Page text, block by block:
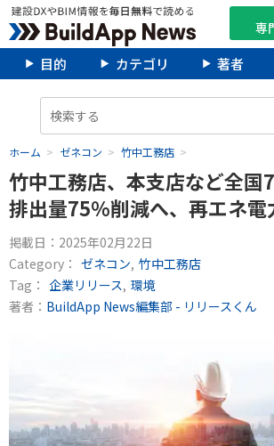
専
目的 カテゴリ 著者
ホーム ゼネコン 竹中工務店
竹中工務店、本支店など全国
排出量75％削減へ、再エネ電
掲載日： 2025年02月22日
Category： ゼネコン 竹中工務店
Tag： 企業リリース 環境
著者： BuildApp News編集部 - リリースくん